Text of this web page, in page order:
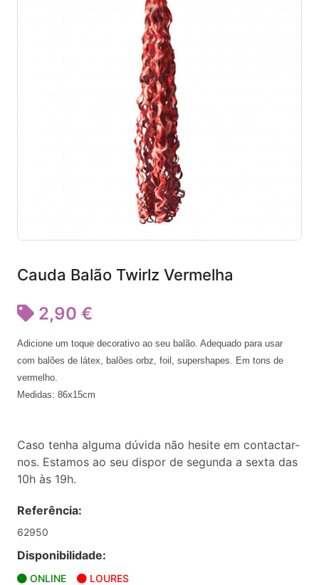
Cauda Balão Twirlz Vermelha
2,90 €
Adicione um toque decorativo ao seu balão. Adequado para usar
com balões de látex, balões orbz, foil, supershapes. Em tons de
vermelho.
Medidas: 86x15cm
Caso tenha alguma dúvida não hesite em contactar-
nos. Estamos ao seu dispor de segunda a sexta das
10h às 19h.
Referência:
62950
Disponibilidade:
ONLINE LOURES